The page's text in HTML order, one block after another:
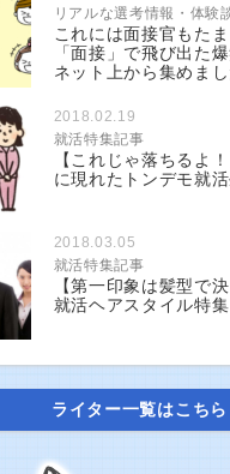
リアルな選考情報・体験
これには面接官もた
「面接」で飛び出た
ネット上から集めまし
2018.02.19
就活特集記事
【これじゃ落ちるよ
に現れたトンデモ就活
2018.03.05
就活特集記事
【第一印象は髪型で
就活ヘアスタイル特集
ライター一覧はこちら